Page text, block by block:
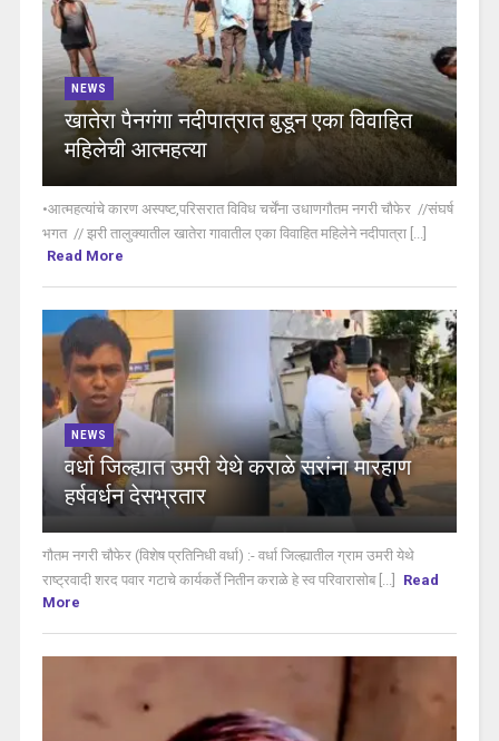
NEWS
खातेरा पैनगंगा नदीपात्रात बुडून एका विवाहित
महिलेची आत्महत्या
•आत्महत्यांचे कारण अस्पष्ट,परिसरात विविध चर्चेंना उधाणगौतम नगरी चौफेर //संघर्ष
भगत // झरी तालुक्यातील खातेरा गावातील एका विवाहित महिलेने नदीपात्रा [...]
Read More
NEWS
वर्धा जिल्ह्यात उमरी येथे कराळे सरांना मारहाण
हर्षवर्धन देसभ्रतार
गौतम नगरी चौफेर (विशेष प्रतिनिधी वर्धा) :- वर्धा जिल्ह्यातील ग्राम उमरी येथे
राष्ट्रवादी शरद पवार गटाचे कार्यकर्ते नितीन कराळे हे स्व परिवारासोब [...]
Read
More